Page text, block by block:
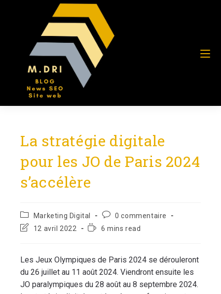
La stratégie digitale
pour les JO de Paris 2024
s’accélère
Marketing Digital
0 commentaire
12 avril 2022
6 mins read
Les Jeux Olympiques de Paris 2024 se dérouleront
du 26 juillet au 11 août 2024. Viendront ensuite les
JO paralympiques du 28 août au 8 septembre 2024.